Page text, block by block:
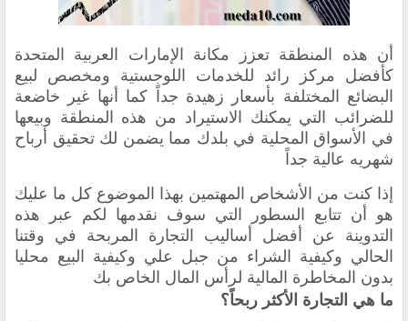
‏أن هذه المنطقة ‏تعزز مكانة الإمارات العربية المتحدة
كأفضل مركز رائد للخدمات اللوجستية ومخصص لبيع
البضائع المختلفة بأسعار زهيدة جداً كما أنها غير خاضعة
للضرائب التي يمكنك الاستيراد من هذه المنطقة وبيعها
في الأسواق المحلية في بلدك مما يضمن لك تحقيق أرباح
شهريه عالية جداً
‏إذا كنت من الأشخاص المهتمين بهذا الموضوع كل ما عليك
هو أن تتابع السطور التي سوف نقدمها لكم عبر هذه
التدوينة عن أفضل أساليب التجارة المربحة في وقتنا
الحالي وكيفية الشراء من ‏جبل علي وكيفية البيع محليا
بدون المخاطرة المالية لرأس المال الخاص بك
ما هي التجارة الأكثر ربحاً؟